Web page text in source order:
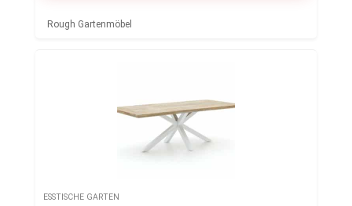
Rough Gartenmöbel
ESSTISCHE GARTEN